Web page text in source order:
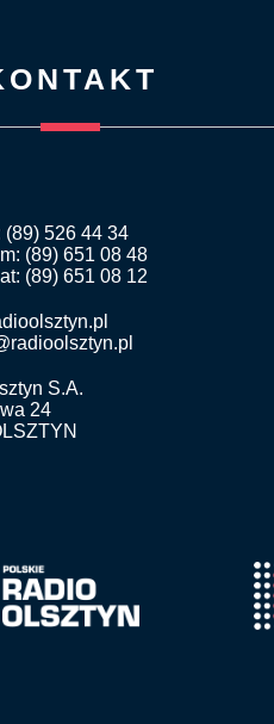
(89) 526 44 34
(89) 651 08 48
(89) 651 08 12
S.A.
24